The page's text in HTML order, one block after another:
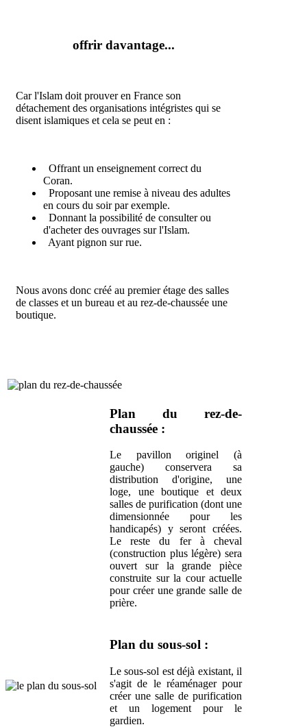
offrir davantage...
Car l'Islam doit prouver en France son
détachement des organisations intégristes qui se
disent islamiques et cela se peut en :
Offrant un enseignement correct du
Coran.
Proposant une remise à niveau des adultes
en cours du soir par exemple.
Donnant la possibilité de consulter ou
d'acheter des ouvrages sur l'Islam.
Ayant pignon sur rue.
Nous avons donc créé au premier étage des salles
de classes et un bureau et au rez-de-chaussée une
boutique.
Plan du rez-de-
chaussée :
Le pavillon originel (à
gauche) conservera sa
distribution d'origine, une
loge, une boutique et deux
salles de purification (dont une
dimensionnée pour les
handicapés) y seront créées.
Le reste du fer à cheval
(construction plus légère) sera
ouvert sur la grande pièce
construite sur la cour actuelle
pour créer une grande salle de
prière.
Plan du sous-sol :
Le sous-sol est déjà existant, il
s'agit de le réaménager pour
créer une salle de purification
et un logement pour le
gardien.